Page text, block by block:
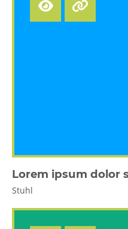
Lorem ipsum dolor
Stuhl